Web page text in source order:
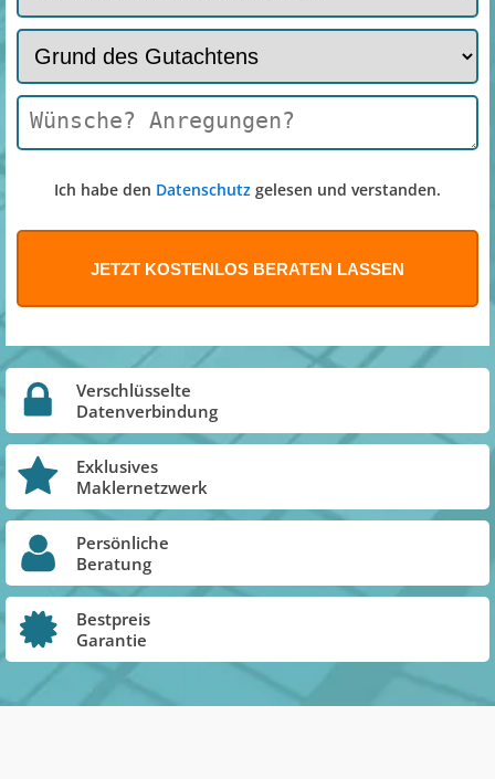
Ich habe den Datenschutz gelesen und verstanden.
Verschlüsselte
Datenverbindung
Exklusives
Maklernetzwerk
Persönliche
Beratung
Bestpreis
Garantie